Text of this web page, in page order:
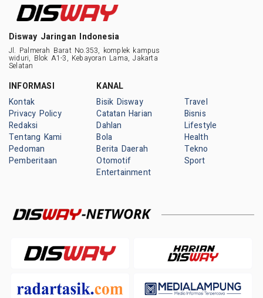
Disway Jaringan Indonesia
Jl. Palmerah Barat No.353, komplek kampus
widuri, Blok A1-3, Kebayoran Lama, Jakarta
Selatan
INFORMASI
Kontak
Privacy Policy
Redaksi
Tentang Kami
Pedoman
Pemberitaan
KANAL
Bisik Disway
Catatan Harian
Dahlan
Bola
Berita Daerah
Otomotif
Entertainment
Travel
Bisnis
Lifestyle
Health
Tekno
Sport